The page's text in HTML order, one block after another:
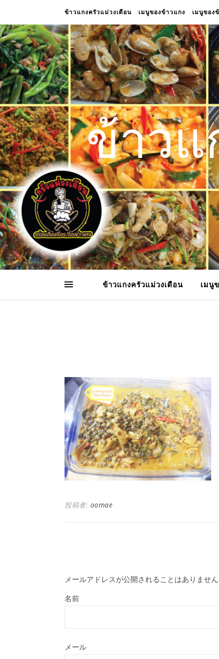
ข้าวแกงครัวแม่วงเดือน เมนูของข้าวแกง เมนูของ
ข้าวแ
ข้าวแกงครัวแม่วงเดือน เมนู
投稿者: oomae
メールアドレスが公開されることはありません
名前
メール